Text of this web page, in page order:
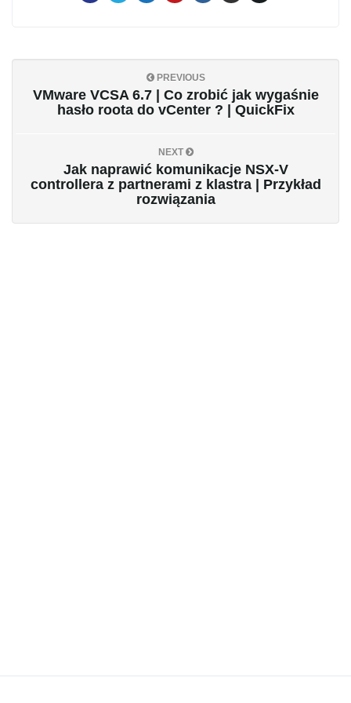
PREVIOUS
VMware VCSA 6.7 | Co zrobić jak wygaśnie
hasło roota do vCenter ? | QuickFix
NEXT
Jak naprawić komunikacje NSX-V
controllera z partnerami z klastra | Przykład
rozwiązania